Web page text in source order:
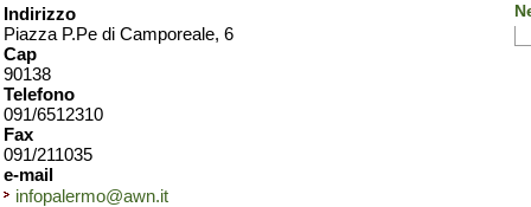
Indirizzo
Piazza P.Pe di Camporeale, 6
Cap
90138
Telefono
091/6512310
Fax
091/211035
e-mail
infopalermo@awn.it